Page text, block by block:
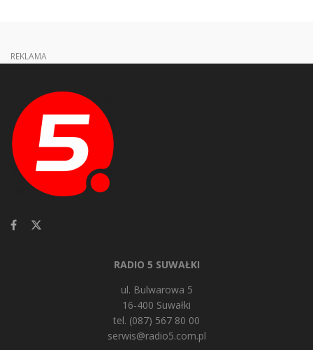
REKLAMA
RADIO 5 SUWAŁKI
ul. Bulwarowa 5
16-400 Suwałki
tel. (087) 567 80 00
serwis@radio5.com.pl